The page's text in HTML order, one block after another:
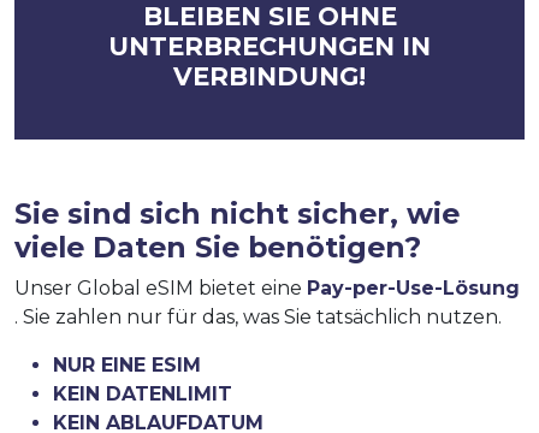
BLEIBEN SIE OHNE
UNTERBRECHUNGEN IN
VERBINDUNG!
Sie sind sich nicht sicher, wie
viele Daten Sie benötigen?
Unser Global eSIM bietet eine Pay-per-Use-Lösung
. Sie zahlen nur für das, was Sie tatsächlich nutzen.
NUR EINE ESIM
KEIN DATENLIMIT
KEIN ABLAUFDATUM